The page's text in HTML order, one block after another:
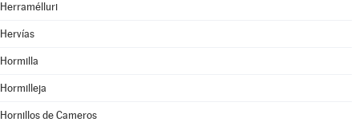
Herramélluri
Hervías
Hormilla
Hormilleja
Hornillos de Cameros